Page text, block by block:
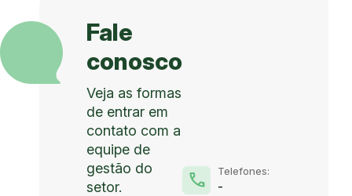
Fale
conosco
Veja as formas
de entrar em
contato com a
equipe de
gestão do
setor.
phone Telefones:
-